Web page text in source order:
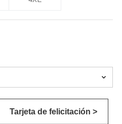

Tarjeta de felicitación >